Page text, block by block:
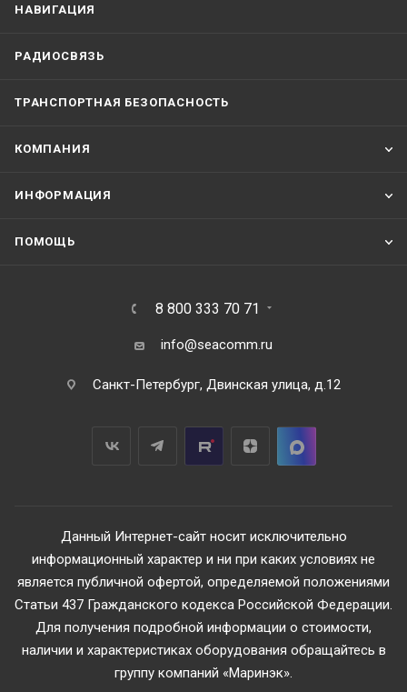
НАВИГАЦИЯ
РАДИОСВЯЗЬ
ТРАНСПОРТНАЯ БЕЗОПАСНОСТЬ
КОМПАНИЯ
ИНФОРМАЦИЯ
ПОМОЩЬ
8 800 333 70 71
info@seacomm.ru
Санкт-Петербург, Двинская улица, д.12
Данный Интернет-сайт носит исключительно
информационный характер и ни при каких условиях не
является публичной офертой, определяемой положениями
Статьи 437 Гражданского кодекса Российской Федерации.
Для получения подробной информации о стоимости,
наличии и характеристиках оборудования обращайтесь в
группу компаний «Маринэк».